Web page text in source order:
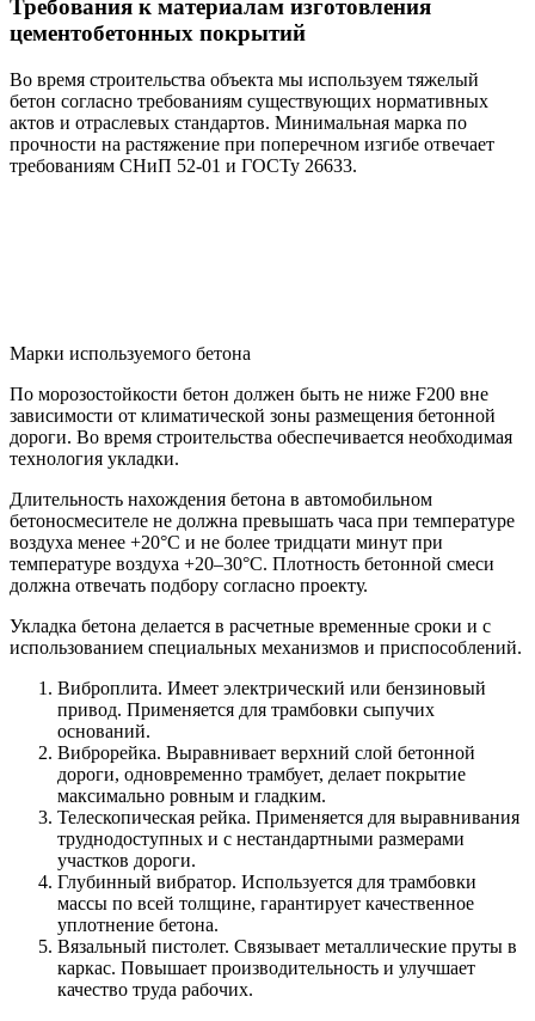
Требования к материалам изготовления
цементобетонных покрытий
Во время строительства объекта мы используем тяжелый
бетон согласно требованиям существующих нормативных
актов и отраслевых стандартов. Минимальная марка по
прочности на растяжение при поперечном изгибе отвечает
требованиям СНиП 52-01 и ГОСТу 26633.
Марки используемого бетона
По морозостойкости бетон должен быть не ниже F200 вне
зависимости от климатической зоны размещения бетонной
дороги. Во время строительства обеспечивается необходимая
технология укладки.
Длительность нахождения бетона в автомобильном
бетоносмесителе не должна превышать часа при температуре
воздуха менее +20°С и не более тридцати минут при
температуре воздуха +20–30°С. Плотность бетонной смеси
должна отвечать подбору согласно проекту.
Укладка бетона делается в расчетные временные сроки и с
использованием специальных механизмов и приспособлений.
Виброплита. Имеет электрический или бензиновый
привод. Применяется для трамбовки сыпучих
оснований.
Виброрейка. Выравнивает верхний слой бетонной
дороги, одновременно трамбует, делает покрытие
максимально ровным и гладким.
Телескопическая рейка. Применяется для выравнивания
труднодоступных и с нестандартными размерами
участков дороги.
Глубинный вибратор. Используется для трамбовки
массы по всей толщине, гарантирует качественное
уплотнение бетона.
Вязальный пистолет. Связывает металлические пруты в
каркас. Повышает производительность и улучшает
качество труда рабочих.